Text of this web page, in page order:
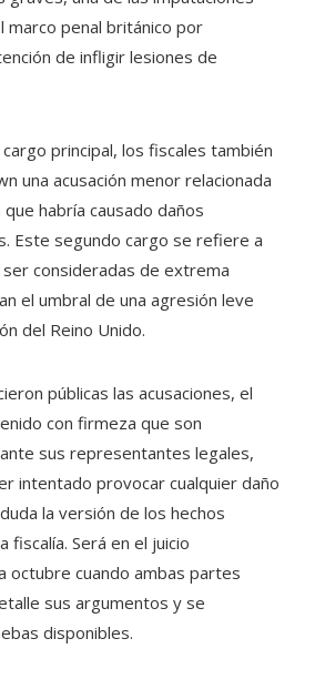
marco penal británico por
de infligir lesiones de
principal, los fiscales también
una acusación menor relacionada
habría causado daños
Este segundo cargo se refiere a
consideradas de extrema
el umbral de una agresión leve
del Reino Unido.
públicas las acusaciones, el
con firmeza que son
sus representantes legales,
intentado provocar cualquier daño
la versión de los hechos
fiscalía. Será en el juicio
octubre cuando ambas partes
sus argumentos y se
disponibles.